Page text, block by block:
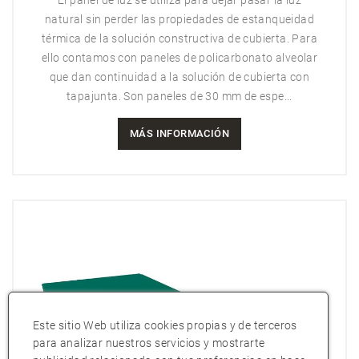
natural sin perder las propiedades de estanqueidad
térmica de la solución constructiva de cubierta. Para
ello contamos con paneles de policarbonato alveolar
que dan continuidad a la solución de cubierta con
tapajunta. Son paneles de 30 mm de espe...
MÁS INFORMACIÓN
Este sitio Web utiliza cookies propias y de terceros
para analizar nuestros servicios y mostrarte